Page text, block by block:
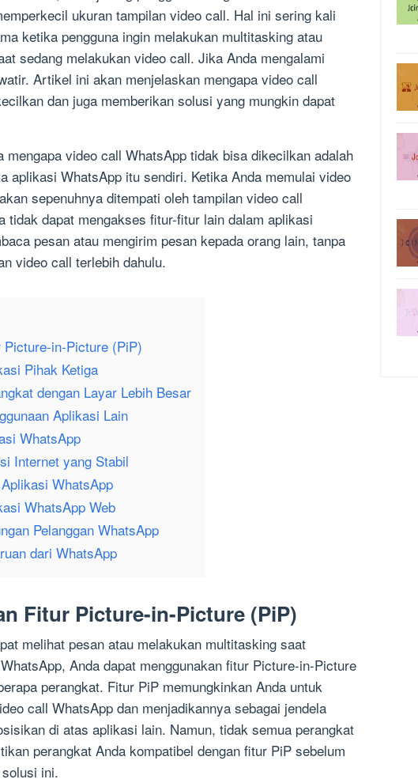
ukuran tampilan video call. Hal ini sering kali
ketika pengguna ingin melakukan multitasking atau
sedang melakukan video call. Jika Anda mengalami
Artikel ini akan menjelaskan mengapa video call
dan juga memberikan solusi yang mungkin dapat
mengapa video call WhatsApp tidak bisa dikecilkan adalah
aplikasi WhatsApp itu sendiri. Ketika Anda memulai video
sepenuhnya ditempati oleh tampilan video call
tidak dapat mengakses fitur-fitur lain dalam aplikasi
pesan atau mengirim pesan kepada orang lain, tanpa
video call terlebih dahulu.
in-Picture (PiP)
Pihak Ketiga
dengan Layar Lebih Besar
Aplikasi Lain
WhatsApp
Internet yang Stabil
WhatsApp
WhatsApp Web
Pelanggan WhatsApp
dari WhatsApp
Fitur Picture-in-Picture (PiP)
melihat pesan atau melakukan multitasking saat
Anda dapat menggunakan fitur Picture-in-Picture
perangkat. Fitur PiP memungkinkan Anda untuk
call WhatsApp dan menjadikannya sebagai jendela
di atas aplikasi lain. Namun, tidak semua perangkat
perangkat Anda kompatibel dengan fitur PiP sebelum
ini.